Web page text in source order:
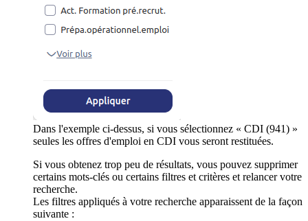
Dans l'exemple ci-dessus, si vous sélectionnez « CDI (941) »
seules les offres d'emploi en CDI vous seront restituées.
Si vous obtenez trop peu de résultats, vous pouvez supprimer
certains mots-clés ou certains filtres et critères et relancer votre
recherche.
Les filtres appliqués à votre recherche apparaissent de la façon
suivante :